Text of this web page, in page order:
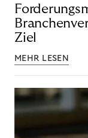
Ziel
MEHR LESEN